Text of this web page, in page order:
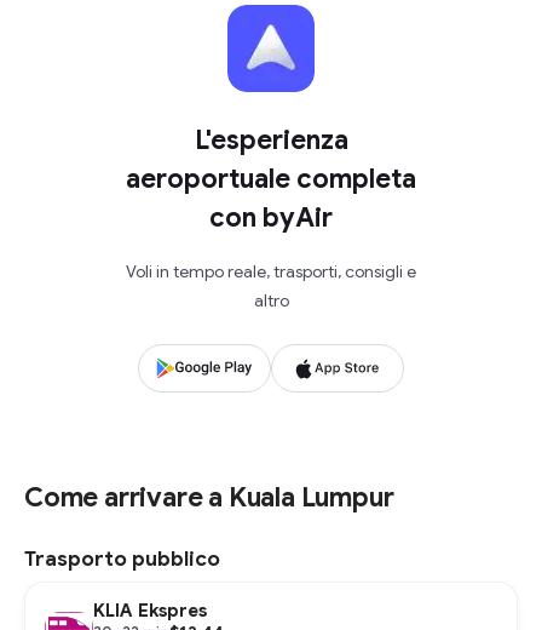
L'esperienza
aeroportuale completa
con byAir
Voli in tempo reale, trasporti, consigli e
altro
Come arrivare a Kuala Lumpur
Trasporto pubblico
KLIA Ekspres